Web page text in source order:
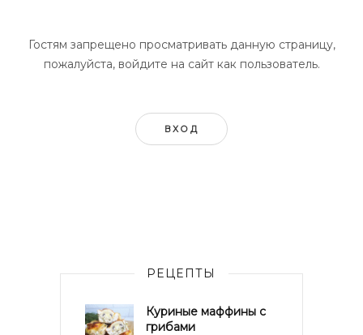
Гостям запрещено просматривать данную страницу,
пожалуйста, войдите на сайт как пользователь.
ВХОД
РЕЦЕПТЫ
Куриные маффины с
грибами